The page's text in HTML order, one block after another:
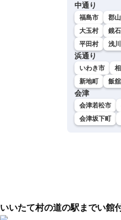
中通り
福島市 郡
大玉村
鏡
平田村
浅
浜通り
いわき市
新地町
飯
会津
会津若松市
会津坂下町
いいたて村の道の駅までい館